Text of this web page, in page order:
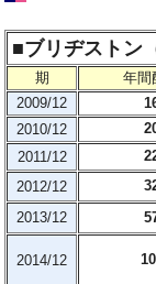
■ブリヂストン
期 年間
2009/12
2010/12
2011/12
2012/12
2013/12
2014/12